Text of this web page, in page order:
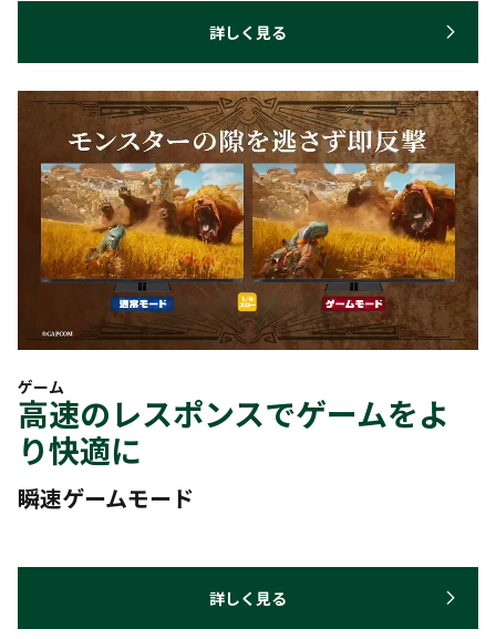
詳しく見る
ゲーム
高速のレスポンスでゲームをよ
り快適に
瞬速ゲームモード
詳しく見る